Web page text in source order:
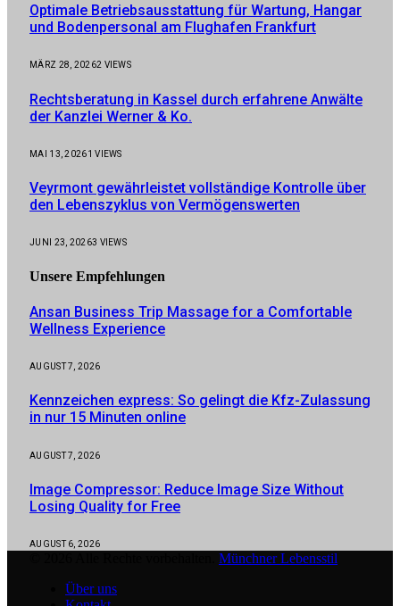
Optimale Betriebsausstattung für Wartung, Hangar
und Bodenpersonal am Flughafen Frankfurt
MÄRZ 28, 20262 VIEWS
Rechtsberatung in Kassel durch erfahrene Anwälte
der Kanzlei Werner & Ko.
MAI 13, 20261VIEWS
Veyrmont gewährleistet vollständige Kontrolle über
den Lebenszyklus von Vermögenswerten
JUNI 23, 20263 VIEWS
Unsere Empfehlungen
Ansan Business Trip Massage for a Comfortable
Wellness Experience
AUGUST 7, 2026
Kennzeichen express: So gelingt die Kfz-Zulassung
in nur 15 Minuten online
AUGUST 7, 2026
Image Compressor: Reduce Image Size Without
Losing Quality for Free
AUGUST 6, 2026
Münchner Lebensstil
Über uns